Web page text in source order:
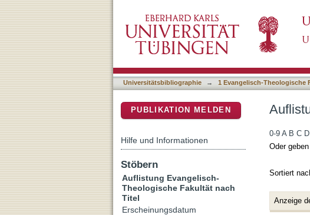
Universitätsbibliographie → 1 Evangelisch-Theologische
0-9 A B C D
Oder
Sortiert
Anzeige
PUBLIKATION MELDEN
Hilfe und Informationen
Stöbern
Auflistung Evangelisch-
Theologische Fakultät nach
Titel
Erscheinungsdatum